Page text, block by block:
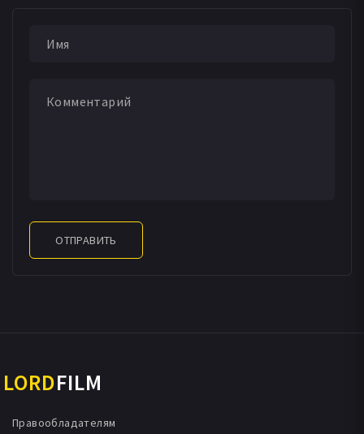
ОТПРАВИТЬ
LORDFILM
Правообладателям